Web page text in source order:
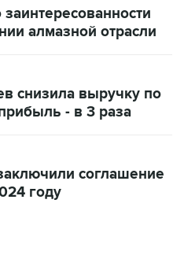
алмазной отрасли
снизила выручку по
- в 3 раза
соглашение
году